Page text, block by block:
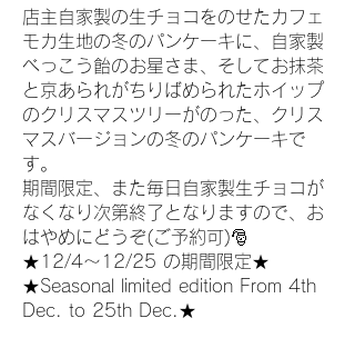
店主自家製の生チョコをのせたカフェ
モカ生地の冬のパンケーキに、自家製
べっこう飴のお星さま、そしてお抹茶
と京あられがちりばめられたホイップ
のクリスマスツリーがのった、クリス
マスバージョンの冬のパンケーキで
す。
期間限定、また毎日自家製生チョコが
なくなり次第終了となりますので、お
はやめにどうぞ(ご予約可)🎅
★12/4〜12/25 の期間限定★
★Seasonal limited edition From 4th
Dec. to 25th Dec.★